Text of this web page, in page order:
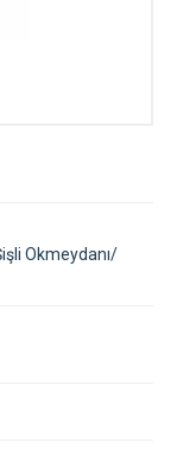
Okmeydanı/